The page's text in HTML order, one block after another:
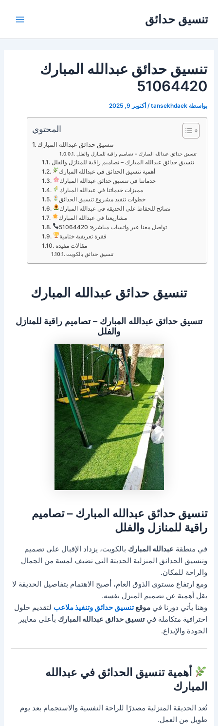
إلىتنسيق حدائق
تنسيق حدائق عبدالله المبارك
51064420
بواسطة tansekhdaek
/أكتوبر 9, 2025
المحتوي
تنسيق حدائق عبدالله المبارك
تنسيق حدائق عبدالله المبارك – تصاميم راقية للمنازل والفلل
تنسيق حدائق عبدالله المبارك – تصاميم راقية للمنازل والفلل
أهمية تنسيق الحدائق في عبدالله المبارك
خدماتنا في تنسيق حدائق عبدالله المبارك
مميزات خدماتنا في عبدالله المبارك
خطوات تنفيذ مشروع تنسيق الحدائق
نصائح للحفاظ على الحديقة في عبدالله المبارك
مشاريعنا في عبدالله المبارك
تواصل معنا عبر واتساب مباشرة: 51064420
فقرة تعريفية ختامية
مقالات مفيدة
تنسيق حدائق بالكويت
تنسيق حدائق عبدالله المبارك
تنسيق حدائق عبدالله المبارك – تصاميم راقية للمنازل
والفلل
تنسيق حدائق عبدالله المبارك – تصاميم
راقية للمنازل والفلل
في منطقة عبدالله المبارك بالكويت، يزداد الإقبال على تصميم
وتنسيق الحدائق المنزلية الحديثة التي تضيف لمسة من الجمال
والراحة للمكان.
ومع ارتفاع مستوى الذوق العام، أصبح الاهتمام بتفاصيل الحديقة لا
يقل أهمية عن تصميم المنزل نفسه.
وهنا يأتي دورنا فيموقعتنسيق حدائق وتنفيذ ملاعب لتقديم حلول
احترافية متكاملة فيتنسيق حدائق عبدالله المبارك بأعلى معايير
الجودة والإبداع.
أهمية تنسيق الحدائق في عبدالله
المبارك
تُعد الحديقة المنزلية مصدرًا للراحة النفسية والاستجمام بعد يوم
طويل من العمل.
navigation